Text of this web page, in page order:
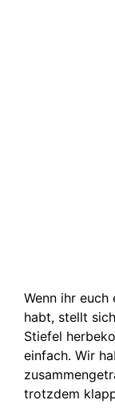
Wenn ihr
habt, stellt
Stiefel
einfach. Wir
trotzdem